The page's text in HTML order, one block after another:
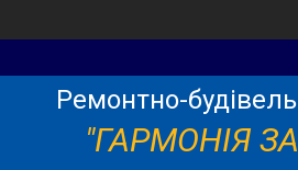
Ремонтно-
"ГАРМОНІЯ